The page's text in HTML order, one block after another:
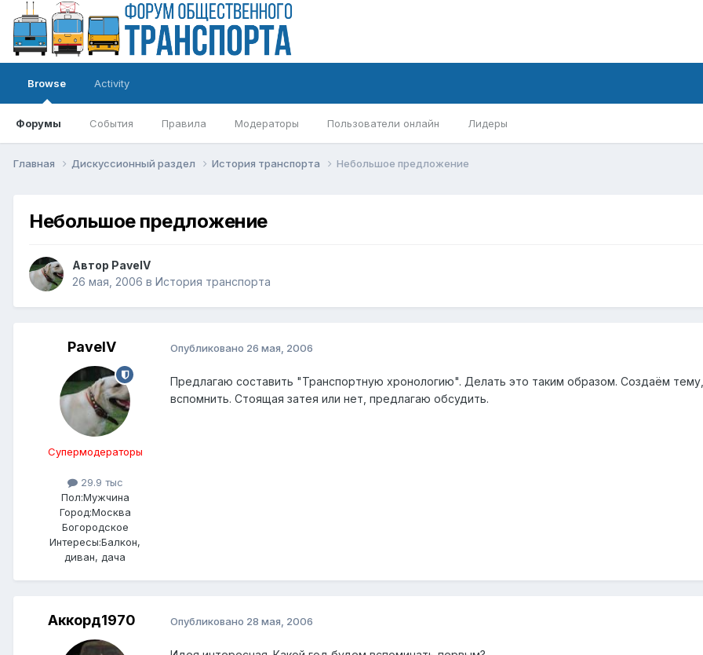
Browse
Форумы События Правила Модераторы Пользователи онлайн Лидеры
Activity
Главная Дискуссионный раздел История транспорта Небольшое предложение
Небольшое предложение
Автор PavelV
26 мая, 2006 в История транспорта
PavelV
Супермодераторы
29.9 тыс
Пол:Мужчина
Город:Москва
Богородское
Интересы:Балкон,
диван, дача
Опубликовано 26 мая, 2006
Предлагаю составить "Транспортную хронологию". Делать это таким образом. Создаём
вспомнить. Стоящая затея или нет, предлагаю обсудить.
Аккорд1970 Опубликовано 28 мая, 2006